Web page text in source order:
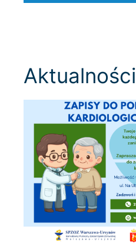
Aktualności